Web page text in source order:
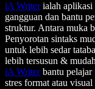
iA Writerialah aplikasi
gangguan dan bantu
struktur. Antara muka
Penyorotan sintaks
untuk lebih sedar
lebih tersusun &
iA Writerbantu pelajar
stres format atau